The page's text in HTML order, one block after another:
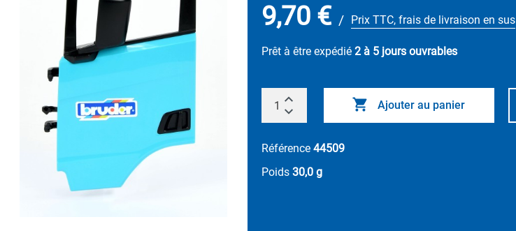
9,70 € / Prix TTC, frais de livraison en sus
Prêt à être expédié 2 à 5 jours ouvrables
Ajouter au panier
Référence 44509
Poids 30,0 g